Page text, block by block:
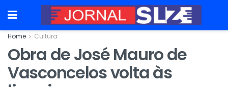
Home Cultura
Obra de José Mauro de
Vasconcelos volta às